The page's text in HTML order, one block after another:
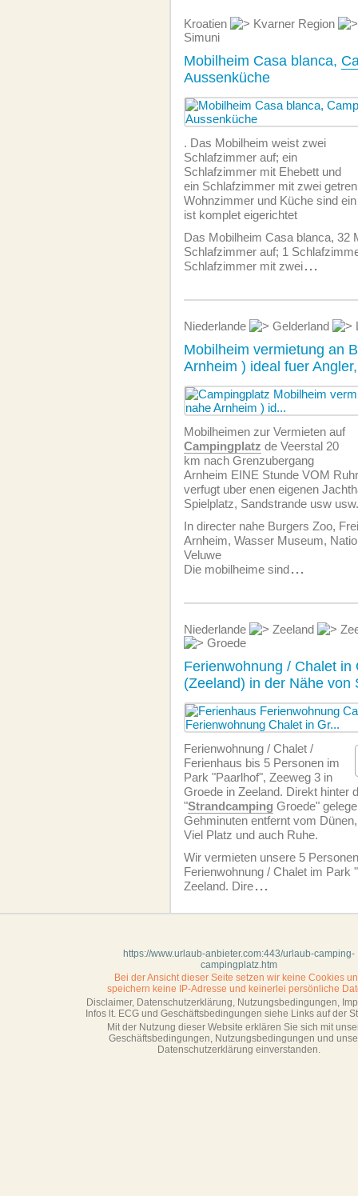
Kroatien
Kvarner Region
Simuni
Mobilheim Casa blanca,
Aussenküche
. Das Mobilheim weist zwei
Schlafzimmer auf; ein
Schlafzimmer mit Ehebett und
ein Schlafzimmer mit zwei
Wohnzimmer und Küche sind
ist komplet eigerichtet
Das Mobilheim Casa blanca, 32
Schlafzimmer auf; 1
Schlafzimmer mit zwei...
Niederlande Gelderland
Mobilheim vermietung an
Arnheim ) ideal fuer
Mobilheimen zur Vermieten auf
Campingplatz de Veerstal 20
km nach Grenzubergang
Arnheim EINE Stunde VOM
verfugt uber enen eigenen
Spielplatz, Sandstrande usw
In directer nahe Burgers Zoo,
Arnheim, Wasser Museum,
Veluwe
Die mobilheime sind...
Niederlande Zeeland
Groede
Ferienwohnung / Chalet in
(Zeeland) in der Nähe von
Ferien­wohnung / Chalet /
Ferienhaus bis 5 Personen im
Park "Paarlhof", Zeeweg 3 in
Groede in Zeeland. Direkt hinter
"Strandcamping Groede"
Gehminuten entfernt vom
Viel Platz und auch Ruhe.
Wir vermieten unsere 5
Ferien­wohnung / Chalet im Park
Zeeland. Dire...
https://www.urlaub-anbieter.com:443/urlaub-camping-
campingplatz.htm
Bei der Ansicht dieser Seite setzen wir keine Cookies
speichern keine IP-Adresse und keinerlei persönliche
Disclaimer, Datenschutzerklärung, Nutzungsbedingungen,
Infos lt. ECG und Geschäftsbedingungen siehe Links auf der
Mit der Nutzung dieser Website erklären Sie sich mit
Geschäftsbedin­gungen, Nutzungsbedingungen und
Datenschutzerklärung einverstanden.